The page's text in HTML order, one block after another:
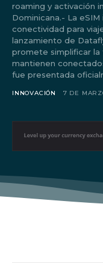
roaming y activación inmediata. Santo
Dominicana.- La
conectividad para
lanzamiento de
promete simplificar la
mantienen conectados
fue presentada
INNOVACIÓN 7 DE